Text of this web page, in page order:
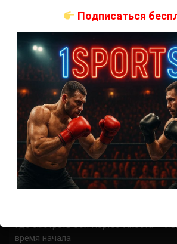
ACA 200 прямая трансляция
Марафон боев UFC 325 прямая
UFC 324 прямая трансляция
Марафон боев UFC 324 прямая
Где смотреть бой Гэтжи — Пимблетт на
время начала
Где смотреть бой О’Мэлли — Ядонг на
начала
Прогноз на бой Гэтжи — Пимблетт на
коэффициенты
Прогноз на бой О’Мэлли — Ядонг на
Где смотреть бой Кортес-Акоста —
время начала
Подписаться